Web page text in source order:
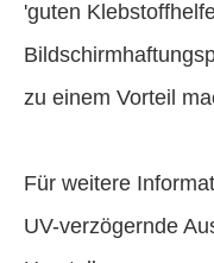
'guten
zu einem Vorteil
Für weitere
UV-verzögernde